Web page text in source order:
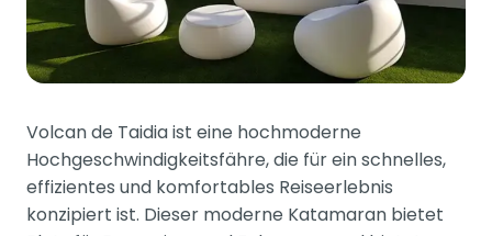
Volcan de Taidia ist eine hochmoderne
Hochgeschwindigkeitsfähre, die für ein schnelles,
effizientes und komfortables Reiseerlebnis
konzipiert ist. Dieser moderne Katamaran bietet